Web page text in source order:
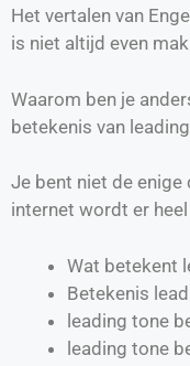
Het vertalen van
is niet altijd even
Waarom ben je
betekenis van
Je bent niet de enige
internet wordt er
Wat betekent
Betekenis
leading tone
leading tone